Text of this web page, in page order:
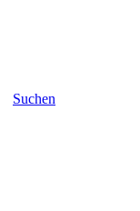
Suchen